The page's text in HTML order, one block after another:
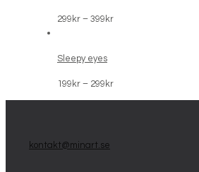
299 kr – 399 krPrisintervall:
Sleepy eyes
199 kr – 299 krPrisintervall:
kontakt@minart.se